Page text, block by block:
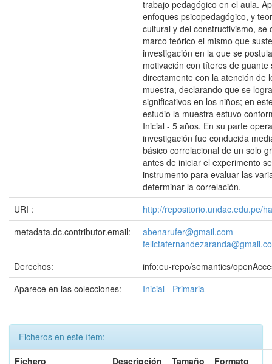
trabajo pedagógico en el aula.
enfoques psicopedagógico, y
cultural y del constructivismo, se
marco teórico el mismo que
investigación en la que se
motivación con títeres de guante
directamente con la atención de
muestra, declarando que se
significativos en los niños; en
estudio la muestra estuvo
Inicial - 5 años. En su parte
investigación fue conducida
básico correlacional de un solo
antes de iniciar el experimento
instrumento para evaluar las
determinar la correlación.
URI :
http://repositorio.undac.edu.pe/
metadata.dc.contributor.email:
abenarufer@gmail.com
Derechos:
info:eu-repo/semantics/
Aparece en las colecciones:
Inicial - Primaria
Ficheros en este ítem:
Fichero
Descripción Tamaño
Formato